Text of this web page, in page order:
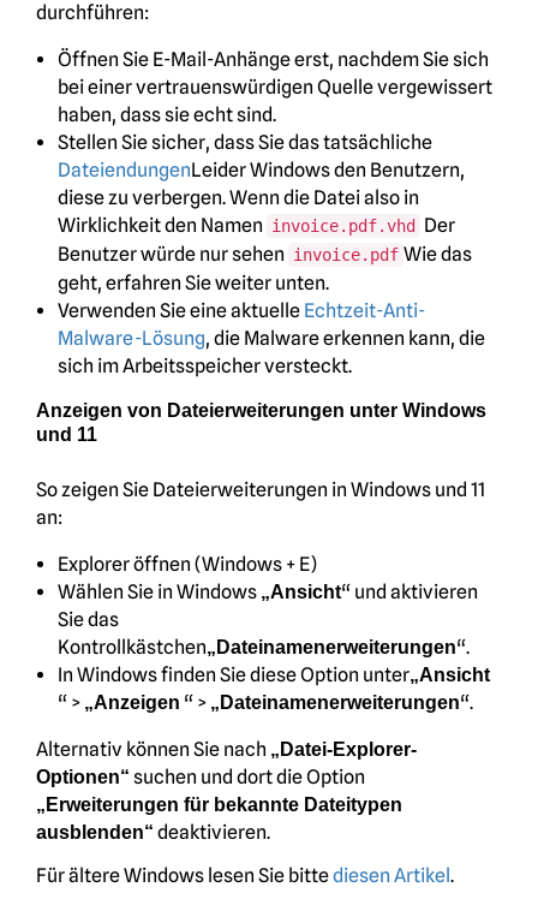
durchführen:
Öffnen Sie E-Mail-Anhänge erst, nachdem Sie sich
bei einer vertrauenswürdigen Quelle vergewissert
haben, dass sie echt sind.
Stellen Sie sicher, dass Sie das tatsächliche
DateiendungenLeider Windows den Benutzern,
diese zu verbergen. Wenn die Datei also in
Wirklichkeit den Namen invoice.pdf.vhd
Der
Benutzer würde nur sehen invoice.pdf Wie das
geht, erfahren Sie weiter unten.
Verwenden Sie eine aktuelle Echtzeit-Anti-
Malware-Lösung, die Malware erkennen kann, die
sich im Arbeitsspeicher versteckt.
Anzeigen von Dateierweiterungen unter Windows
und 11
So zeigen Sie Dateierweiterungen in Windows und 11
an:
Explorer öffnen (Windows + E)
Wählen Sie in Windows „Ansicht“ und aktivieren
Sie das
Kontrollkästchen„Dateinamenerweiterungen“.
In Windows finden Sie diese Option unter„Ansicht
“ > „Anzeigen “ > „Dateinamenerweiterungen“.
Alternativ können Sie nach „Datei-Explorer-
Optionen“ suchen und dort die Option
„Erweiterungen für bekannte Dateitypen
ausblenden“ deaktivieren.
Für ältere Windows lesen Sie bittediesen Artikel.